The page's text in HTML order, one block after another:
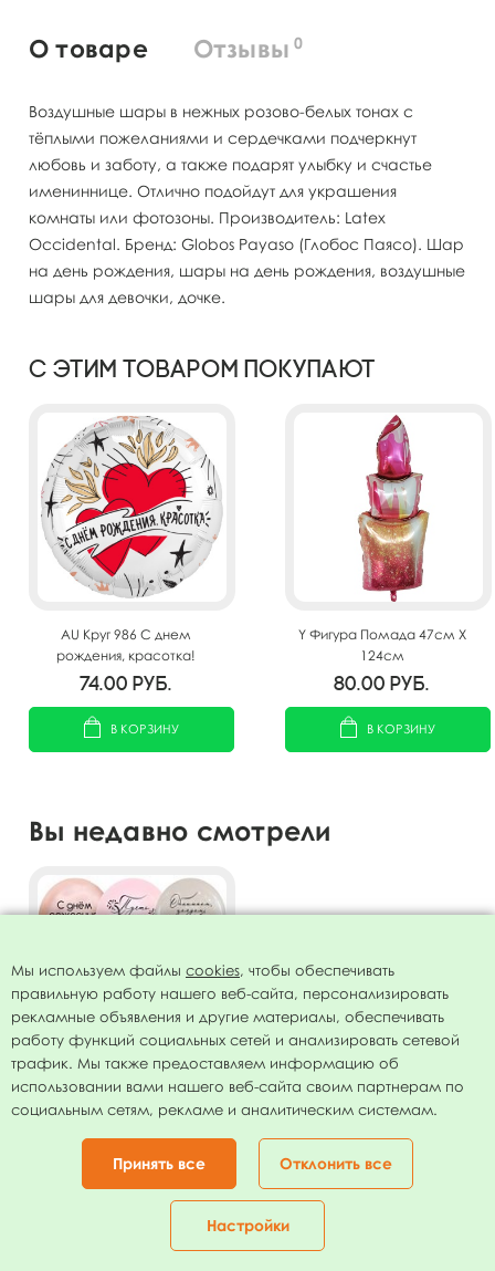
Корзина
О товаре Отзывы 0
Воздушные шары в нежных розово-белых тонах с
тёплыми пожеланиями и сердечками подчеркнут
любовь и заботу, а также подарят улыбку и счастье
имениннице. Отлично подойдут для украшения
комнаты или фотозоны. Производитель: Latex
Occidental. Бренд: Globos Payaso (Глобос Паясо). Шар
на день рождения, шары на день рождения, воздушные
шары для девочки, дочке.
С этим товаром покупают
AU Круг 986 С днем
рождения, красотка!
18"/45см
74.00 руб.
В КОРЗИНУ
Y Фигура Помада 47см Х
124см
80.00 руб.
В КОРЗИНУ
Вы недавно смотрели
Воздушные шары ассорти
рис. Для дочери 15шт.
12"/30см
245.00руб.
Мы используем файлы cookies, чтобы обеспечивать
правильную работу нашего веб-сайта, персонализировать
рекламные объявления и другие материалы, обеспечивать
работу функций социальных сетей и анализировать сетевой
трафик. Мы также предоставляем информацию об
использовании вами нашего веб-сайта своим партнерам по
социальным сетям, рекламе и аналитическим системам.
Принять все Отклонить все
Настройки